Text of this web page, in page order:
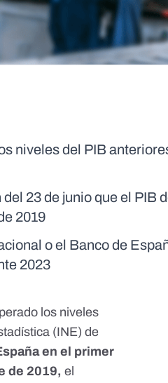
niveles del PIB
23 de junio que el PIB
2019
o el Banco de
2023
los niveles
(INE) de
en el primer
de 2019,el